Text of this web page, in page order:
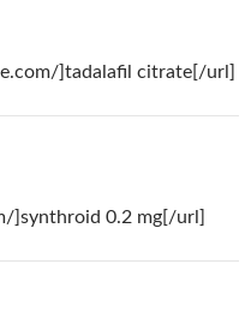
]tadalafil citrate[/url]
]synthroid 0.2 mg[/url]